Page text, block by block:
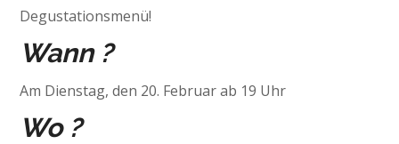
Degustationsmenü!
Wann ?
Am Dienstag, den 20. Februar ab 19 Uhr
Wo ?